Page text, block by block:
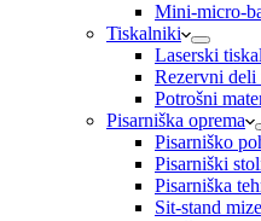
Mini-micro-
Tiskalniki
Laserski
Rezervni deli
Potrošni
Pisarniška oprema
Pisarniško
Pisarniški
Pisarniška
Sit-stand